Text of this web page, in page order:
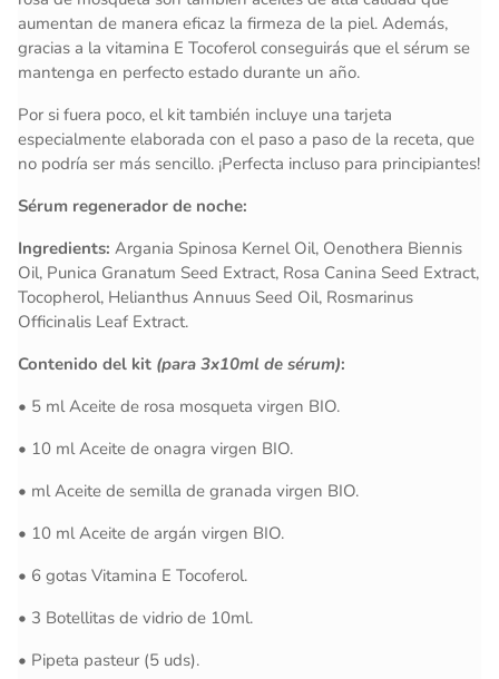
aumentan de manera eficaz la firmeza de la piel. Además,
gracias a la vitamina E Tocoferol conseguirás que el sérum se
mantenga en perfecto estado durante un año.
Por si fuera poco, el kit también incluye una tarjeta
especialmente elaborada con el paso a paso de la receta, que
no podría ser más sencillo. ¡Perfecta incluso para principiantes!
Sérum regenerador de noche:
Ingredients: Argania Spinosa Kernel Oil, Oenothera Biennis
Oil, Punica Granatum Seed Extract, Rosa Canina Seed Extract,
Tocopherol, Helianthus Annuus Seed Oil, Rosmarinus
Officinalis Leaf Extract.
Contenido del kit (para 3x10ml de sérum):
• 5 ml Aceite de rosa mosqueta virgen BIO.
• 10 ml Aceite de onagra virgen BIO.
• ml Aceite de semilla de granada virgen BIO.
• 10 ml Aceite de argán virgen BIO.
• 6 gotas Vitamina E Tocoferol.
• 3 Botellitas de vidrio de 10ml.
• Pipeta pasteur (5 uds).